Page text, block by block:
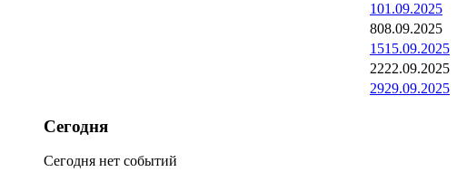
101.09.2025
808.09.2025
1515.09.2025
2222.09.2025
2929.09.2025
Сегодня
Сегодня нет событий